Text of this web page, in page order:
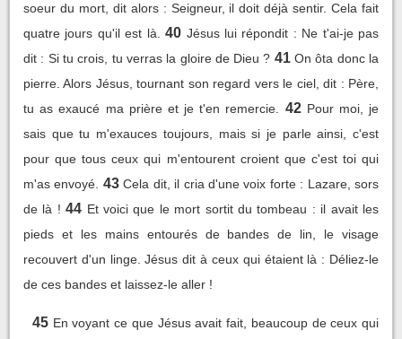
soeur du mort, dit alors : Seigneur, il doit déjà sentir. Cela fait
quatre jours qu'il est là.
40 Jésus lui répondit : Ne t'ai-je pas
dit : Si tu crois, tu verras la gloire de Dieu ? 41 On ôta donc la
pierre. Alors Jésus, tournant son regard vers le ciel, dit : Père,
tu as exaucé ma prière et je t'en remercie.
42 Pour moi, je
sais que tu m'exauces toujours, mais si je parle ainsi, c'est
pour que tous ceux qui m'entourent croient que c'est toi qui
m'as envoyé. 43 Cela dit, il cria d'une voix forte : Lazare, sors
de là ! 44 Et voici que le mort sortit du tombeau : il avait les
pieds et les mains entourés de bandes de lin, le visage
recouvert d'un linge. Jésus dit à ceux qui étaient là : Déliez-le
de ces bandes et laissez-le aller !
45 En voyant ce que Jésus avait fait, beaucoup de ceux qui